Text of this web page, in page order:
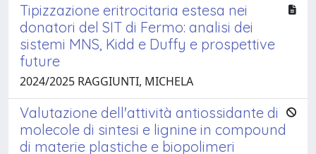
Tipizzazione eritrocitaria estesa nei
donatori del SIT di Fermo: analisi dei
sistemi MNS, Kidd e Duffy e prospettive
future
2024/2025 RAGGIUNTI, MICHELA
Valutazione dell'attività antiossidante di
molecole di sintesi e lignine in compound
di materie plastiche e biopolimeri